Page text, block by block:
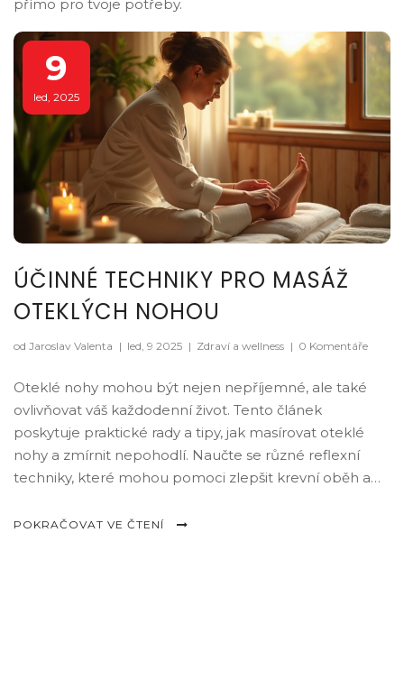
přímo pro tvoje potřeby.
9
led, 2025
ÚČINNÉ TECHNIKY PRO MASÁŽ
OTEKLÝCH NOHOU
od Jaroslav Valenta | led, 9 2025 | Zdraví a wellness | 0 Komentáře
Oteklé nohy mohou být nejen nepříjemné, ale také
ovlivňovat váš každodenní život. Tento článek
poskytuje praktické rady a tipy, jak masírovat oteklé
nohy a zmírnit nepohodlí. Naučte se různé reflexní
techniky, které mohou pomoci zlepšit krevní oběh a
vést k otokům a jak jim předcházet.
POKRAČOVAT VE ČTENÍ